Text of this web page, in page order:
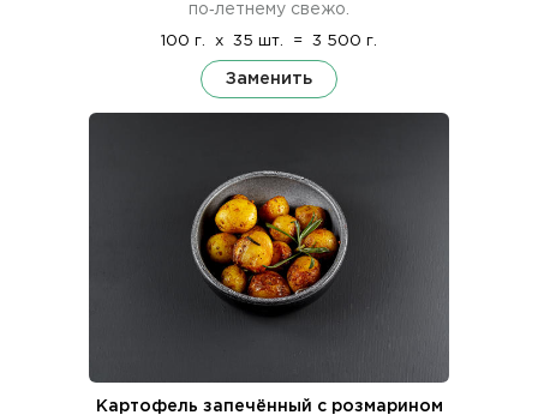
по‑летнему свежо.
100 г. x 35 шт. = 3 500 г.
Заменить
Картофель запечённый с розмарином